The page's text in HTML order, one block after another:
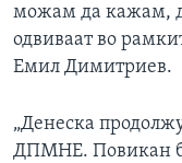
можам да кажам,
одвиваат во
Емил Димитриев.
„Денеска
ДПМНЕ. Повикан